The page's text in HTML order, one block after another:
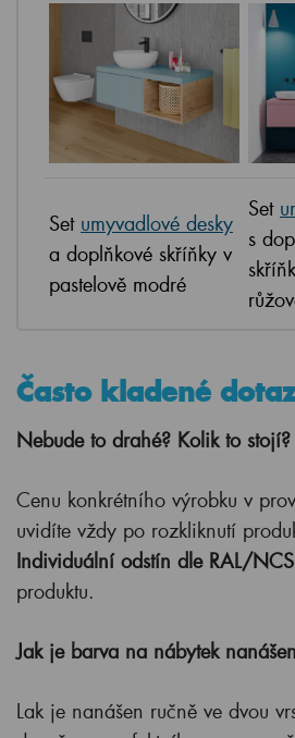
Set umyvadlové desky
a doplňkové skříňky v
pastelově modré
Set
s
Často kladené
Nebude to drahé? Kolik to stojí?
Cenu konkrétního výrobku v
uvidíte vždy po rozkliknutí
Individuální odstín dle RAL/NCS
produktu.
Jak je barva na nábytek
Lak je nanášen ručně ve dvou